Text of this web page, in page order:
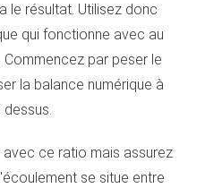
le résultat. Utilisez donc
qui fonctionne avec au
Commencez par peser le
la balance numérique à
ce ratio mais assurez
se situe entre